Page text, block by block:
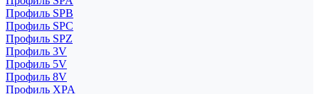
Профиль SPB
Профиль SPC
Профиль SPZ
Профиль 3V
Профиль 5V
Профиль 8V
Профиль XPA